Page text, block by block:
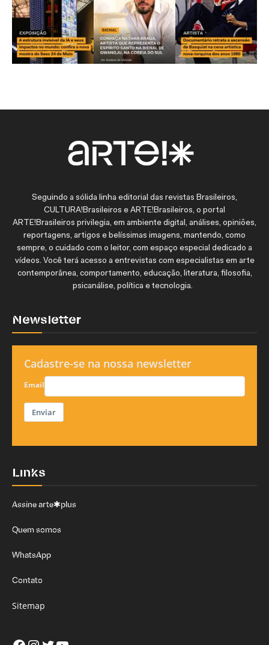
Seguindo a sólida linha editorial das revistas Brasileiros,
CULTURA!Brasileiros e ARTE!Brasileiros, o portal
ARTE!Brasileiros privilegia, em ambiente digital, análises, opiniões,
reportagens, artigos e belíssimas imagens, mantendo, como
sempre, o cuidado com o leitor, com espaço especial dedicado a
vídeos. Você terá acesso a entrevistas com especialistas em arte
contemporânea, comportamento, educação, literatura, filosofia,
psicanálise, política e tecnologia.
Newsletter
Cadastre-se na nossa newsletter
Email
Enviar
Links
Assine arte✱plus
Quem somos
WhatsApp
Contato
Sitemap